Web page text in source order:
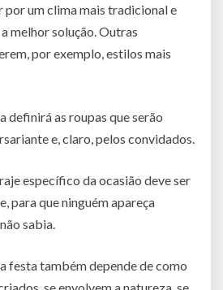
por um clima mais tradicional e
melhor solução. Outras
por exemplo, estilos mais
definirá as roupas que serão
e, claro, pelos convidados.
específico da ocasião deve ser
para que ninguém apareça
sabia.
festa também depende de como